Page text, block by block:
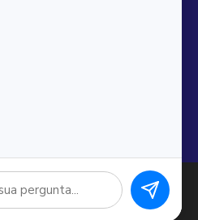
e Serviços Oceanográficos
0001-80. Todos os direitos